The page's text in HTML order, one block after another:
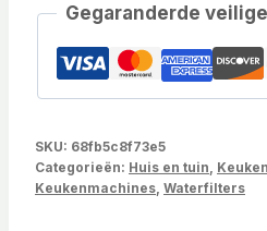
Gegaranderde
SKU: 68fb5c8f73e5
Categorieën: Huis en tuin
Keukenmachines Waterfilters